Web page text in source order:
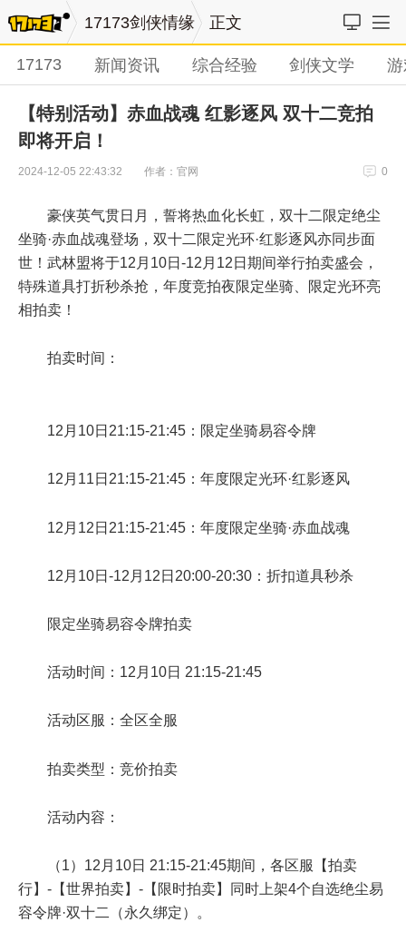
17173剑侠情缘 正文
17173 新闻资讯 综合经验 剑侠文学
【特别活动】赤血战魂 红影逐风 双十二竞拍
即将开启！
2024-12-05 22:43:32 作者：官网 0
豪侠英气贯日月，誓将热血化长虹，双十二限定绝尘
坐骑·赤血战魂登场，双十二限定光环·红影逐风亦同步面
世！武林盟将于12月10日-12月12日期间举行拍卖盛会，
特殊道具打折秒杀抢，年度竞拍夜限定坐骑、限定光环亮
相拍卖！
拍卖时间：
12月10日21:15-21:45：限定坐骑易容令牌
12月11日21:15-21:45：年度限定光环·红影逐风
12月12日21:15-21:45：年度限定坐骑·赤血战魂
12月10日-12月12日20:00-20:30：折扣道具秒杀
限定坐骑易容令牌拍卖
活动时间：12月10日 21:15-21:45
活动区服：全区全服
拍卖类型：竞价拍卖
活动内容：
（1）12月10日 21:15-21:45期间，各区服【拍卖
行】-【世界拍卖】-【限时拍卖】同时上架4个自选绝尘易
容令牌·双十二（永久绑定）。